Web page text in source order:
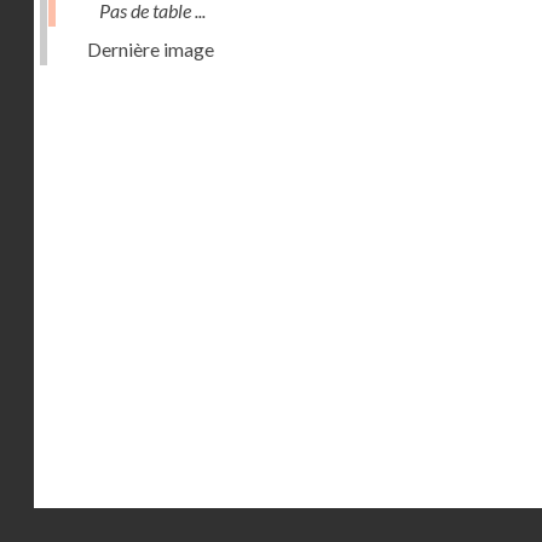
Pas de table ...
Dernière image